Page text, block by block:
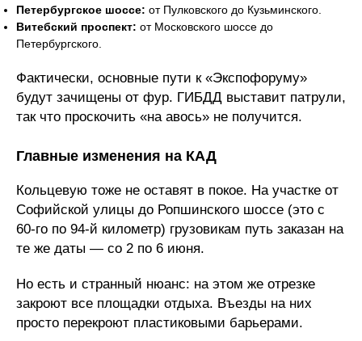
Петербургское шоссе: от Пулковского до Кузьминского.
Витебский проспект: от Московского шоссе до
Петербургского.
Фактически, основные пути к «Экспофоруму»
будут зачищены от фур. ГИБДД выставит патрули,
так что проскочить «на авось» не получится.
Главные изменения на КАД
Кольцевую тоже не оставят в покое. На участке от
Софийской улицы до Ропшинского шоссе (это с
60-го по 94-й километр) грузовикам путь заказан на
те же даты — со 2 по 6 июня.
Но есть и странный нюанс: на этом же отрезке
закроют все площадки отдыха. Въезды на них
просто перекроют пластиковыми барьерами.